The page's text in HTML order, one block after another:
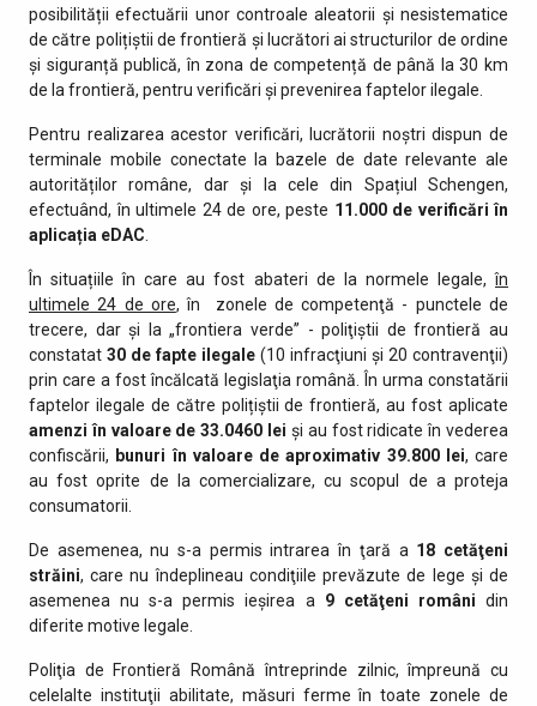
posibilității efectuării unor controale aleatorii și nesistematice
de către polițiștii de frontieră și lucrători ai structurilor de ordine
și siguranță publică, în zona de competență de până la 30 km
de la frontieră, pentru verificări și prevenirea faptelor ilegale.
Pentru realizarea acestor verificări, lucrătorii noștri dispun de
terminale mobile conectate la bazele de date relevante ale
autorităților române, dar și la cele din Spațiul Schengen,
efectuând, în ultimele 24 de ore, peste 11.000 de verificări în
aplicația eDAC
În situațiile în care au fost abateri de la normele legale,în
ultimele 24 de ore, în zonele de competenţă - punctele de
trecere, dar şi la „frontiera verde” - poliţiştii de frontieră au
constatat 30 de fapte ilegale (10 infracţiuni şi 20 contravenţii)
prin care a fost încălcată legislaţia română. În urma constatării
faptelor ilegale de către polițiștii de frontieră, au fost aplicate
amenzi în valoare de 33.0460 lei și au fost ridicate în vederea
confiscării, bunuri în valoare de aproximativ 39.800 lei, care
au fost oprite de la comercializare, cu scopul de a proteja
consumatorii.
De asemenea, nu s-a permis intrarea în ţară a 18 cetăţeni
străini, care nu îndeplineau condiţiile prevăzute de lege şi de
asemenea nu s-a permis ieşirea a 9 cetăţeni români din
diferite motive legale.
Poliţia de Frontieră Română întreprinde zilnic, împreună cu
celelalte instituţii abilitate, măsuri ferme în toate zonele de